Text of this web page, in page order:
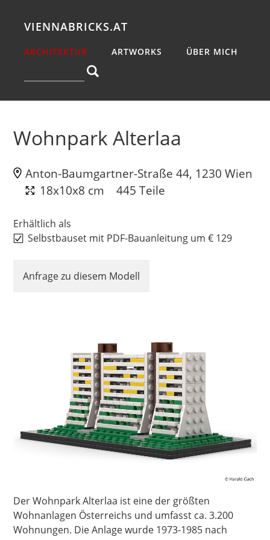
VIENNABRICKS.AT
ARCHITEKTUR ARTWORKS ÜBER MICH
Wohnpark Alterlaa
Anton-Baumgartner-Straße 44, 1230 Wien
18x10x8 cm
445 Teile
Erhältlich als
Selbstbauset mit PDF-Bauanleitung um € 129
Anfrage zu diesem Modell
Der Wohnpark Alterlaa ist eine der größten
Wohnanlagen Österreichs und umfasst ca. 3.200
Wohnungen. Die Anlage wurde 1973-1985 nach